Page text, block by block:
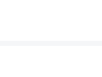
进行自我剖析。